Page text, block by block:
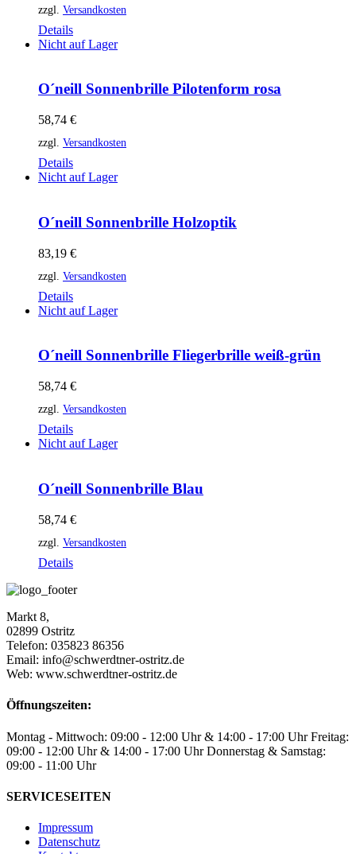
zzgl. Versandkosten
Details
Nicht auf Lager
O´neill Sonnenbrille Pilotenform rosa
58,74 €
zzgl. Versandkosten
Details
Nicht auf Lager
O´neill Sonnenbrille Holzoptik
83,19 €
zzgl. Versandkosten
Details
Nicht auf Lager
O´neill Sonnenbrille Fliegerbrille weiß-grün
58,74 €
zzgl. Versandkosten
Details
Nicht auf Lager
O´neill Sonnenbrille Blau
58,74 €
zzgl. Versandkosten
Details
Markt 8,
02899 Ostritz
Telefon: 035823 86356
Email: info@schwerdtner-ostritz.de
Web: www.schwerdtner-ostritz.de
Öffnungszeiten:
Montag - Mittwoch: 09:00 - 12:00 Uhr & 14:00 - 17:00 Uhr Freitag:
09:00 - 12:00 Uhr & 14:00 - 17:00 Uhr Donnerstag & Samstag:
09:00 - 11:00 Uhr
SERVICESEITEN
Impressum
Datenschutz